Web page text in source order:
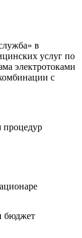
в
услуг по
электротоками
с
процедур
бюджет